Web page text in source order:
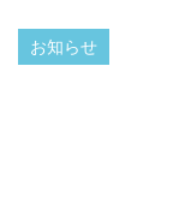
お知らせ